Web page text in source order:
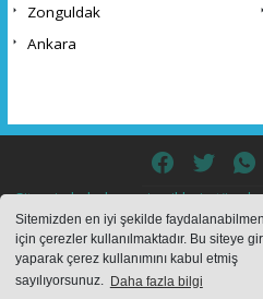
Sitemizden en iyi şekilde
için çerezler kullanılmaktadır. Bu siteye
yaparak çerez kullanımını kabul etmiş
sayılıyorsunuz. Daha fazla bilgi
Zonguldak
Ankara
Sitemizde bulunan içeriklerin tüm
içerikler
Haber Yazılımı:
haber yazılımı haber paketi